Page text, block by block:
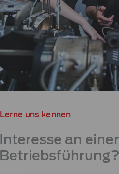
Lerne uns kennen
an einer